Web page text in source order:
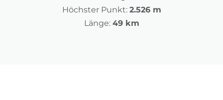
Höchster Punkt: 2.526 m
Länge: 49 km